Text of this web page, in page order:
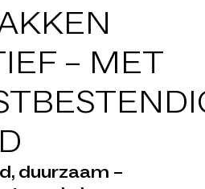
IS LIST
– MET
duurzaam –